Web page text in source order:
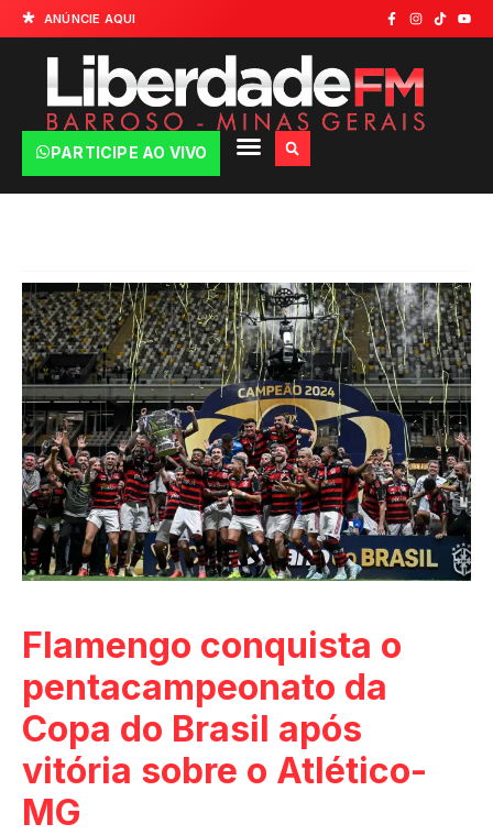
ANÚNCIE AQUI
PARTICIPE AO VIVO
Flamengo conquista o
pentacampeonato da
Copa do Brasil após
vitória sobre o Atlético-
MG